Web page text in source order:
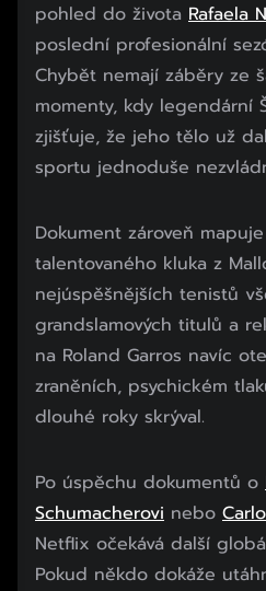
pohled do života Rafaela
poslední profesionální
Chybět nemají záběry ze
momenty, kdy legendární
zjišťuje, že jeho tělo už
sportu jednoduše
Dokument zároveň
talentovaného kluka z
nejúspěšnějších tenistů
grandslamových titulů a
na Roland Garros navíc
zraněních, psychickém
dlouhé roky skrýval.
Po úspěchu dokumentů o
Schumacherovi nebo
Netflix očekává další
Pokud někdo dokáže